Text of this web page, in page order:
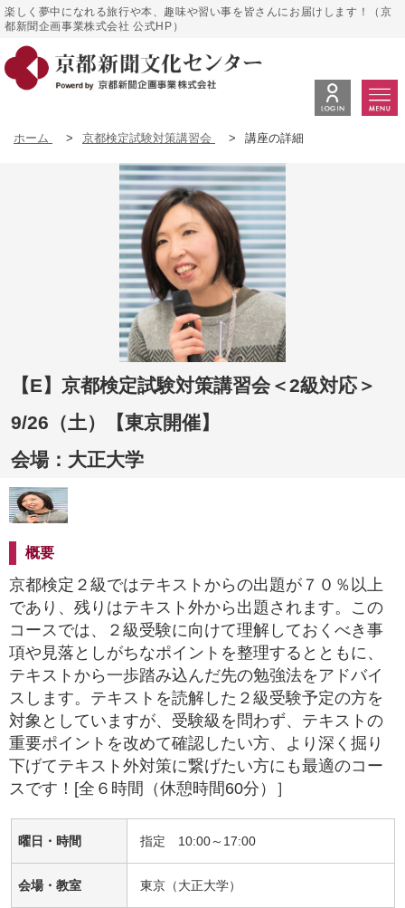
楽しく夢中になれる旅行や本、趣味や習い事を皆さんにお届けします！（京
都新聞企画事業株式会社 公式HP）
ホーム > 京都検定試験対策講習会 > 講座の詳細
【E】京都検定試験対策講習会＜2級対応＞
9/26（土）【東京開催】
会場：大正大学
概要
京都検定２級ではテキストからの出題が７０％以上
であり、残りはテキスト外から出題されます。この
コースでは、２級受験に向けて理解しておくべき事
項や見落としがちなポイントを整理するとともに、
テキストから一歩踏み込んだ先の勉強法をアドバイ
スします。テキストを読解した２級受験予定の方を
対象としていますが、受験級を問わず、テキストの
重要ポイントを改めて確認したい方、より深く掘り
下げてテキスト外対策に繋げたい方にも最適のコー
スです！[全６時間（休憩時間60分）］
曜日・時間 指定 10:00～17:00
会場・教室 東京（大正大学）